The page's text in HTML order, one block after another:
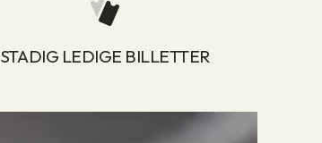
STADIG LEDIGE BILLETTER